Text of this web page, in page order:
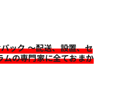
ック ～配送、設置、セ
ムの専門家に全ておまか